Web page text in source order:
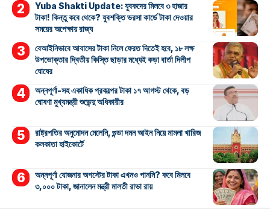
Yuba Shakti Update: যুবকদের মিলবে ৩ হাজার
টাকা! কিন্তু কবে থেকে? যুবশক্তি ভরসা কার্ডে টাকা দেওয়ার
সময়ের অপেক্ষায় রাজ্য
বেআইনিভাবে আবাসের টাকা নিলে ফেরত দিতেই হবে, ১৮ লক্ষ
উপভোক্তার দ্বিতীয় কিস্তি ছাড়ার মধ্যেই কড়া বার্তা দিলীপ
ঘোষের
অন্নপূর্ণা-সহ একাধিক প্রকল্পের টাকা ১৭ আগস্ট থেকে, বড়
ঘোষণা মুখ্যমন্ত্রী শুভেন্দু অধিকারীর
রাষ্ট্রপতির অনুমোদন মেলেনি, গুন্ডা দমন আইন নিয়ে মামলা খারিজ
কলকাতা হাইকোর্টে
অন্নপূর্ণা যোজনার অগস্টের টাকা এখনও পাননি? কবে মিলবে
৩,০০০ টাকা, জানালেন মন্ত্রী মালতী রাভা রায়